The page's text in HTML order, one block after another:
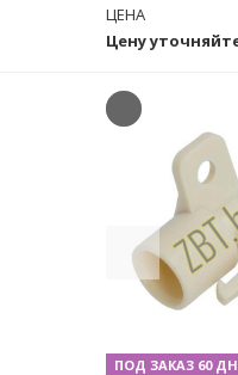
Цену
ЦЕНА
Previous
ПОД ЗАКАЗ 60